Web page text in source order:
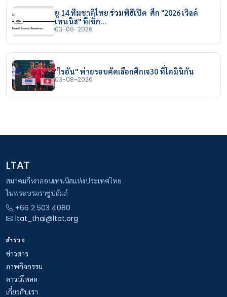
ยู 14 ทีมชาติไทย ร่วมพิธีเปิด ศึก "2026 เวิลด์
เทนนิส" ที่เช็ก…
03-08-2026
"ไรอัน" พ่ายรอบคัดเลือกศึกเจ30 ที่โดมินิกัน
03-08-2026
LTAT
สมาคมกีฬาลอนเทนนิสแห่งประเทศไทย
ในพระบรมราชูปถัมภ์
+66 2 503 4080
ltat_thai@ltat.org
สำรวจ
ข่าวสาร
ภาพกิจกรรม
ดาวน์โหลด
เกี่ยวกับเรา